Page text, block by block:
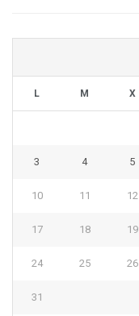
L M X
3 4 5
10 11 12
17 18 19
24 25 26
31